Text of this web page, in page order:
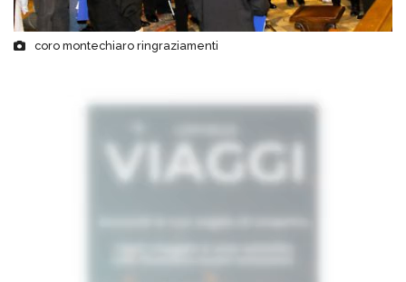
coro montechiaro ringraziamenti